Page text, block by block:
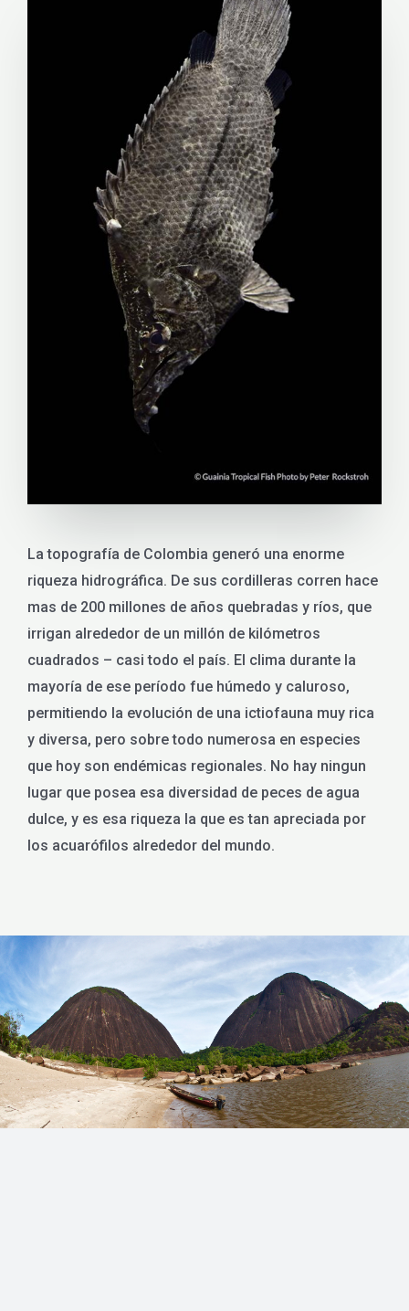
La topografía de Colombia generó una enorme
riqueza hidrográfica. De sus cordilleras corren hace
mas de 200 millones de años quebradas y ríos, que
irrigan alrededor de un millón de kilómetros
cuadrados – casi todo el país. El clima durante la
mayoría de ese período fue húmedo y caluroso,
permitiendo la evolución de una ictiofauna muy rica
y diversa, pero sobre todo numerosa en especies
que hoy son endémicas regionales. No hay ningun
lugar que posea esa diversidad de peces de agua
dulce, y es esa riqueza la que es tan apreciada por
los acuarófilos alrededor del mundo.